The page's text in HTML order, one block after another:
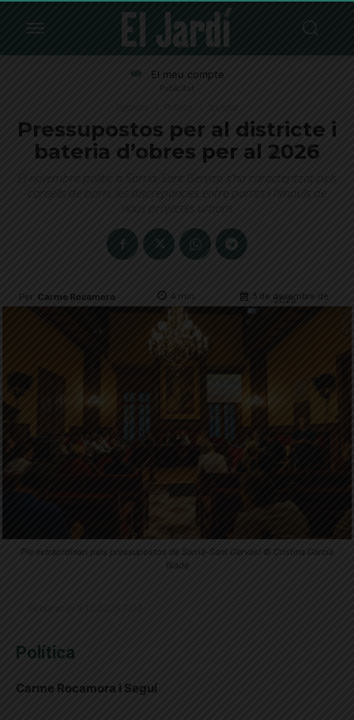
El meu compte
Publicitat
Pressupostos per al districte i
bateria d’obres per al 2026
El novembre polític a Sarrià-Sant Gervasi s'ha caracteritzat pels
consells de barri, les discrepàncies entre partits i l’impuls de
nous projectes urbans
Per Carme Rocamora 4 min. 3 de desembre de
2025
Ple extraordinari pels pressupostos de Sarrià-Sant Gervasi © Cristina García
Bladé
Política
Carme Rocamora i Seguí